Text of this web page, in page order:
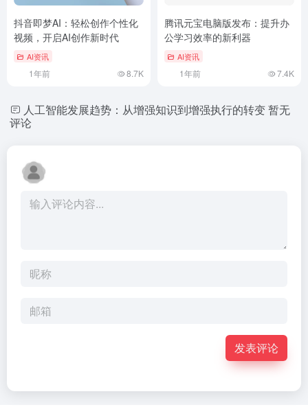
抖音即梦AI：轻松创作个性化
视频，开启AI创作新时代
AI资讯
1年前 8.7K
腾讯元宝电脑版发布：提升办
公学习效率的新利器
AI资讯
1年前 7.4K
人工智能发展趋势：从增强知识到增强执行的转变暂无
评论
发表评论